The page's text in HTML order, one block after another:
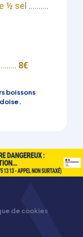
½ sel ..........
8€
boissons
de cookies